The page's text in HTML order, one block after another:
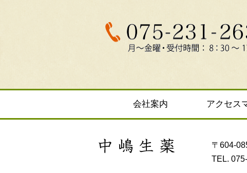
会社案内 アクセス
〒604-
TEL.